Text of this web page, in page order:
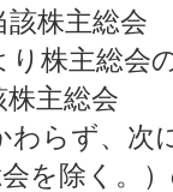
株主総会
株主総会
主総会
らず、次
を除く。